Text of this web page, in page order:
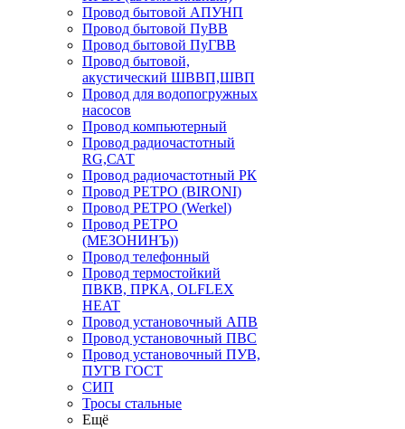
Провод бытовой АПУНП
Провод бытовой ПуВВ
Провод бытовой ПуГВВ
Провод бытовой,
акустический ШВВП,ШВП
Провод для водопогружных
насосов
Провод компьютерный
Провод радиочастотный
RG,САТ
Провод радиочастотный РК
Провод РЕТРО (BIRONI)
Провод РЕТРО (Werkel)
Провод РЕТРО
(МЕЗОНИНЪ))
Провод телефонный
Провод термостойкий
ПВКВ, ПРКА, OLFLEX
HEAT
Провод установочный АПВ
Провод установочный ПВС
Провод установочный ПУВ,
ПУГВ ГОСТ
СИП
Тросы стальные
Ещё